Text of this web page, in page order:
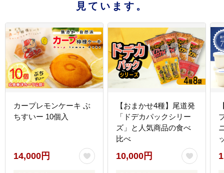
見ています。
カープレモンケーキ ぶ
ちすいー 10個入
14,000円
【おまかせ4種】尾道発
「ドデカパックシリー
ズ」と人気商品の食べ
比べ
10,000円